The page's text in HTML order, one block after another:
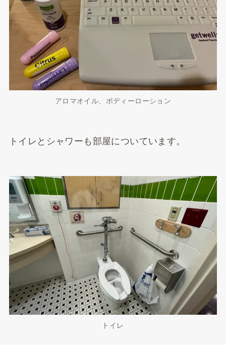
アロマオイル、ボディーローション
トイレとシャワーも部屋についています。
トイレ